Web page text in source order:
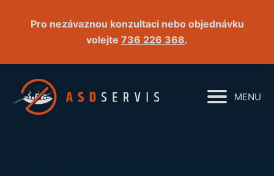
Pro nezávaznou konzultaci nebo objednávku
volejte 736 226 368.
MENU